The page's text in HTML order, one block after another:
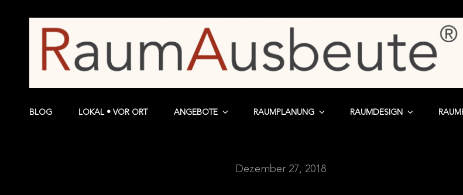
BLOG LOKAL • VOR ORT ANGEBOTE RAUMPLANUNG RAUMDESIGN
Dezember 27, 2018